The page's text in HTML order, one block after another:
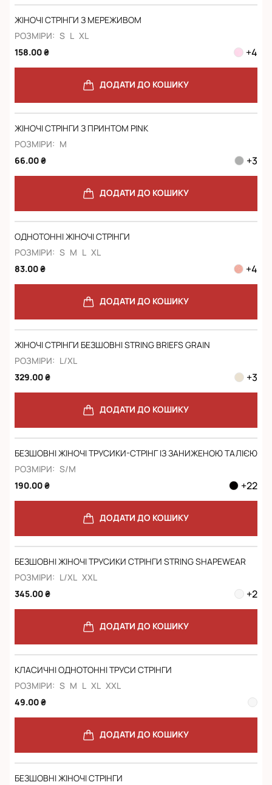
ЖІНОЧІ СТРІНГИ З МЕРЕЖИВОМ
РОЗМІРИ: S L XL
158.00 ₴
+4
ДОДАТИ ДО КОШИКУ
ЖІНОЧІ СТРІНГИ З ПРИНТОМ PINK
РОЗМІРИ: M
66.00 ₴
+3
ДОДАТИ ДО КОШИКУ
ОДНОТОННІ ЖІНОЧІ СТРІНГИ
РОЗМІРИ: S M L XL
83.00 ₴
+4
ДОДАТИ ДО КОШИКУ
ЖІНОЧІ СТРІНГИ БЕЗШОВНІ STRING BRIEFS GRAIN
РОЗМІРИ: L/XL
329.00 ₴
+3
ДОДАТИ ДО КОШИКУ
БЕЗШОВНІ ЖІНОЧІ ТРУСИКИ-СТРІНГ ІЗ ЗАНИЖЕНОЮ ТАЛІЄЮ
РОЗМІРИ: S/M
190.00 ₴
+22
ДОДАТИ ДО КОШИКУ
БЕЗШОВНІ ЖІНОЧІ ТРУСИКИ СТРІНГИ STRING SHAPEWEAR
РОЗМІРИ: L/XL XXL
345.00 ₴
+2
ДОДАТИ ДО КОШИКУ
КЛАСИЧНІ ОДНОТОННІ ТРУСИ СТРІНГИ
РОЗМІРИ: S M L XL XXL
49.00 ₴
ДОДАТИ ДО КОШИКУ
БЕЗШОВНІ ЖІНОЧІ СТРІНГИ